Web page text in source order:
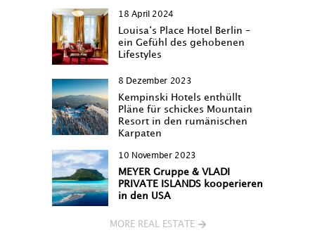
18 April 2024
Louisa‘s Place Hotel Berlin –
ein Gefühl des gehobenen
Lifestyles
8 Dezember 2023
Kempinski Hotels enthüllt
Pläne für schickes Mountain
Resort in den rumänischen
Karpaten
10 November 2023
MEYER Gruppe & VLADI
PRIVATE ISLANDS kooperieren
in den USA
MORE REAL ESTATE